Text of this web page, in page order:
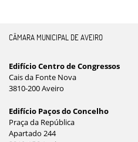
CÂMARA MUNICIPAL DE AVEIRO
Edifício Centro de Congressos
Cais da Fonte Nova
3810-200 Aveiro
Edifício Paços do Concelho
Praça da República
Apartado 244